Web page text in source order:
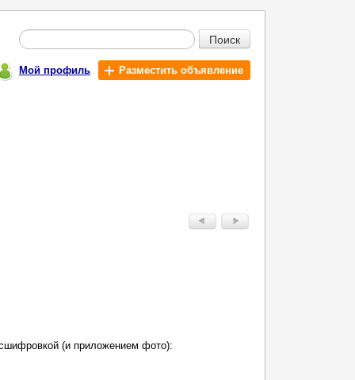
Поиск
Мой профиль Разместить объявление
(и приложением фото):